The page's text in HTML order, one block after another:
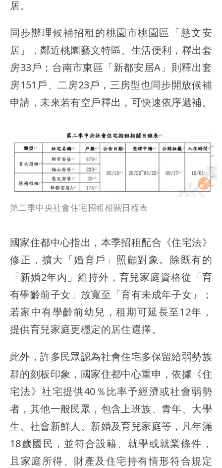
居。
同步辦理候補招租的桃園市桃園區「慈文安
居」，鄰近桃園藝文特區、生活便利，釋出套
房33戶；台南市東區「新都安居A」則釋出套
房151戶、二房23戶，三房型也同步開放候補
申請，未來若有空戶釋出，可快速依序遞補。
第二季中央社會住宅招租相關日程表
國家住都中心指出，本季招租配合《住宅法》
修正，擴大「婚育戶」照顧對象。除既有的
「新婚2年內」維持外，育兒家庭資格從「育
有學齡前子女」放寬至「育有未成年子女」；
若家中有學齡前幼兒，租期可延長至12年，
提供育兒家庭更穩定的居住選擇。
此外，許多民眾認為社會住宅多保留給弱勢族
群的刻板印象，國家住都中心重申，依據《住
宅法》社宅提供40％比率予經濟或社會弱勢
者，其他一般民眾，包含上班族、青年、大學
生、社會新鮮人、新婚及育兒家庭等，凡年滿
18歲國民，並符合設籍、就學或就業條件，
且家庭所得、財產及住宅持有情形符合規定